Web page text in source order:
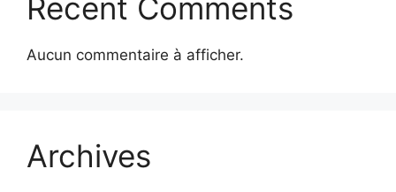
Recent Comments
Aucun commentaire à afficher.
Archives